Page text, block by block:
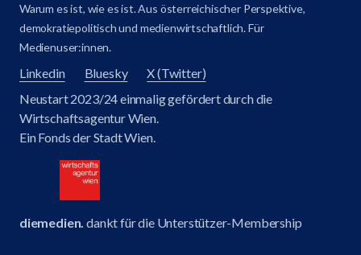
Warum es ist, wie es ist. Aus österreichischer Perspektive,
demokratiepolitisch und medienwirtschaftlich. Für
Medienuser:innen.
Linkedin Bluesky
X (Twitter)
Neustart 2023/24 einmalig gefördert durch die
Wirtschaftsagentur Wien.
Ein Fonds der Stadt Wien.
diemedien. dankt für die Unterstützer-Membership